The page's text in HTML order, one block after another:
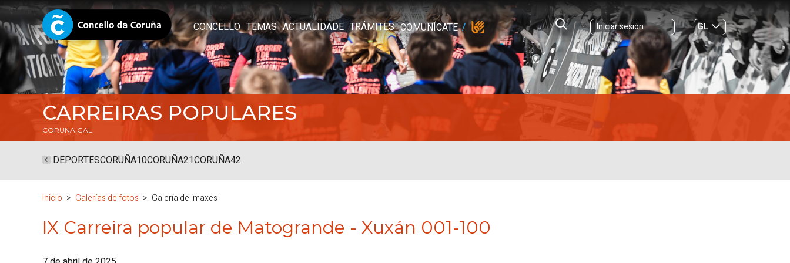
CONCELLO TEMAS ACTUALIDADE TRÁMITES COMUNÍCATE Iniciar sesión
GL
ES|
CARREIRAS POPULARES
CORUNA.GAL
DEPORTESCORUÑA10CORUÑA21CORUÑA42
Inicio Galerías de fotos Galería de imaxes
IX Carreira popular de Matogrande - Xuxán 001-100